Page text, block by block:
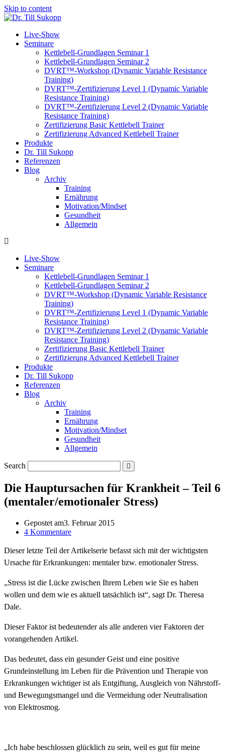
Skip to content
Live-Show
Seminare
Kettlebell-Grundlagen Seminar 1
Kettlebell-Grundlagen Seminar 2
DVRT™-Workshop (Dynamic Variable Resistance
Training)
DVRT™-Zertifizierung Level 1 (Dynamic Variable
Resistance Training)
DVRT™-Zertifizierung Level 2 (Dynamic Variable
Resistance Training)
Zertifizierung Basic Kettlebell Trainer
Zertifizierung Advanced Kettlebell Trainer
Produkte
Dr. Till Sukopp
Referenzen
Blog
Archiv
Training
Ernährung
Motivation/Mindset
Gesundheit
Allgemein
Live-Show
Seminare
Kettlebell-Grundlagen Seminar 1
Kettlebell-Grundlagen Seminar 2
DVRT™-Workshop (Dynamic Variable Resistance
Training)
DVRT™-Zertifizierung Level 1 (Dynamic Variable
Resistance Training)
DVRT™-Zertifizierung Level 2 (Dynamic Variable
Resistance Training)
Zertifizierung Basic Kettlebell Trainer
Zertifizierung Advanced Kettlebell Trainer
Produkte
Dr. Till Sukopp
Referenzen
Blog
Archiv
Training
Ernährung
Motivation/Mindset
Gesundheit
Allgemein
Search
Die Hauptursachen für Krankheit – Teil 6
(mentaler/emotionaler Stress)
Gepostet am3. Februar 2015
4 Kommentare
Dieser letzte Teil der Artikelserie befasst sich mit der wichtigsten
Ursache fürErkrankungen: mentaler bzw. emotionaler Stress.
„Stress ist die Lücke zwischen Ihrem Leben wie Sie es haben
wollen und dem wie es aktuell tatsächlich ist“, sagt Dr. Theresa
Dale.
Dieser Faktor ist bedeutender als alle anderen vier Faktoren der
vorangehenden Artikel.
Das bedeutet, dass ein gesunder Geist und eine positive
Grundeinstellung im Leben für die Prävention und Therapie von
Erkrankungen wichtiger ist als Entgiftung, Ausgleich von Nährstoff-
und Bewegungsmangel und die Vermeidung oder Neutralisation
von Elektrosmog.
„Ich habe beschlossen glücklich zu sein, weil es gut für meine